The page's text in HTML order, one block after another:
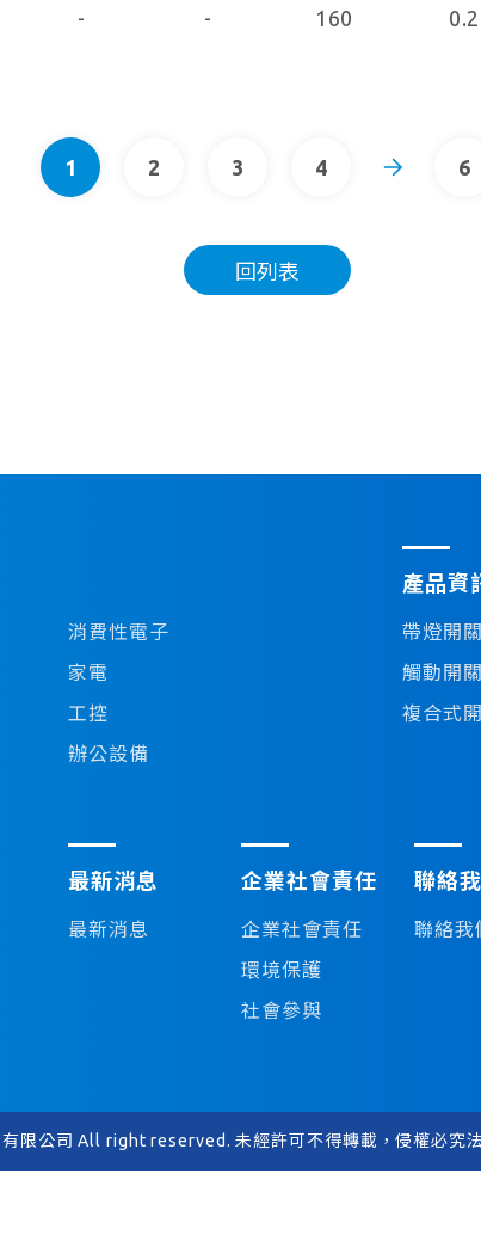
- - 160 0.2
1 2 3 4 6
回列表
消費性電子
家電
工控
辦公設備
產品資
帶燈開關
觸動開關
複合式
最新消息
最新消息
企業社會責任
企業社會責任
環境保護
社會參與
聯絡
聯絡我
限公司 All right reserved. 未經許可不得轉載，侵權必究